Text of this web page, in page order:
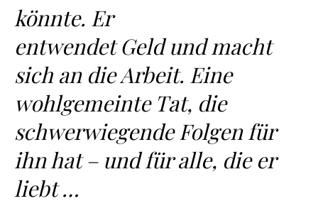
könnte. Er
entwendet Geld und macht
sich an die Arbeit. Eine
wohlgemeinte Tat, die
schwerwiegende Folgen für
ihn hat – und für alle, die er
liebt …